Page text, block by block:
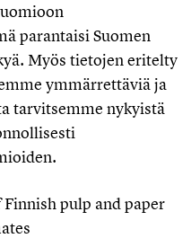
parantaisi Suomen
Myös tietojen eritelty
ymmärrettäviä ja
tarvitsemme nykyistä
pulp and paper